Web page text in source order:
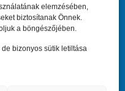
elemzésében,
biztosítanak Önnek.
a böngészőjében.
bizonyos sütik letiltása